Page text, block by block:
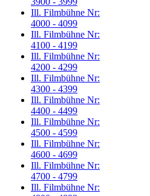
Ill. Filmbühne Nr:
4000 - 4099
Ill. Filmbühne Nr:
4100 - 4199
Ill. Filmbühne Nr:
4200 - 4299
Ill. Filmbühne Nr:
4300 - 4399
Ill. Filmbühne Nr:
4400 - 4499
Ill. Filmbühne Nr:
4500 - 4599
Ill. Filmbühne Nr:
4600 - 4699
Ill. Filmbühne Nr:
4700 - 4799
Ill. Filmbühne Nr: